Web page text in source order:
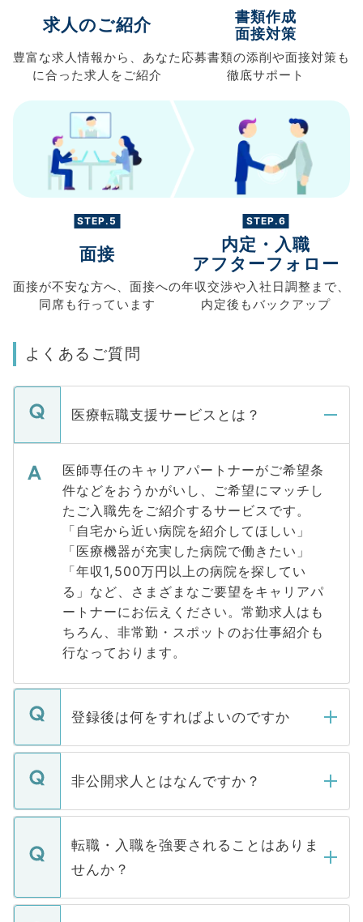
求人のご紹介
豊富な求人情報から、 あなた
に合った求人を ご紹介
書類作成
面接対策
応募書類の添削や面接対策も
徹底サポート
STEP.5
面接
面接が不安な方へ、 面接への
同席も行っています
STEP.6
内定・入職
アフターフォロー
年収交渉や入社日調整まで、
内定後もバックアップ
よくあるご質問
医療転職支援サービスとは？
医師専任のキャリアパートナーがご希望条
件などをおうかがいし、ご希望にマッチし
たご入職先をご紹介するサービスです。
「自宅から近い病院を紹介してほしい」
「医療機器が充実した病院で働きたい」
「年収1,500万円以上の病院を探してい
る」など、さまざまなご要望をキャリアパ
ートナーにお伝えください。常勤求人はも
ちろん、非常勤・スポットのお仕事紹介も
行なっております。
登録後は何をすればよいのですか
ご登録いただきましたら、弊社担当者がご
登録内容を確認し、その後メールもしくは
ます。通常、5営業日以内にはご連絡をせて
いただきますので、しばらくお待ちくださ
い。
非公開求人とはなんですか？
マイナビDOCTORで取り扱っている求人の
うち約3割は、Webサイトからご覧いただ
けない「非公開求人」です。非公開求人は
下記の理由によって、一般には公開してい
ません。
転職・入職を強要されることはありま
せんか？
転職・入職を強要することは一切ありませ